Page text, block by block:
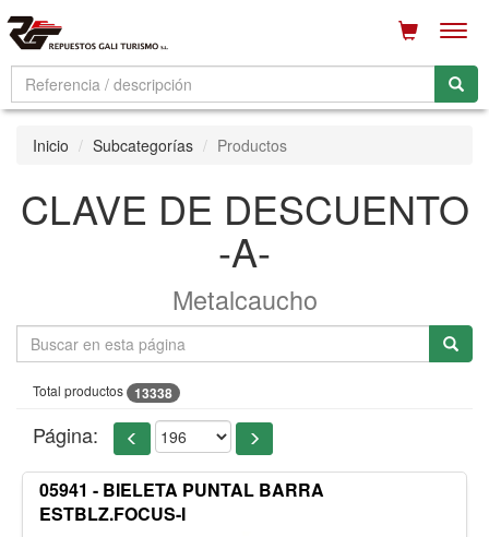
Inicio Subcategorías Productos
CLAVE DE DESCUENTO
-A-
Metalcaucho
Total productos 13338
Página:
05941 - BIELETA PUNTAL BARRA
ESTBLZ.FOCUS-I